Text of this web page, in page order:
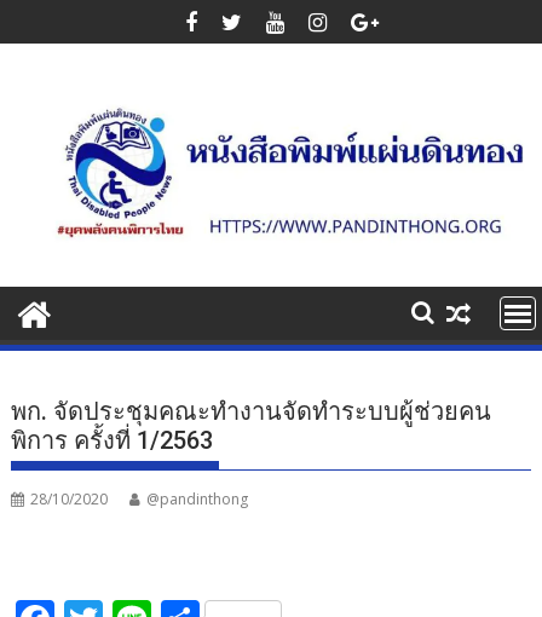
to
พก. จัดประชุมคณะทำงานจัดทำระบบผู้ช่วยคน
พิการ ครั้งที่ 1/2563
28/10/2020 @pandinthong